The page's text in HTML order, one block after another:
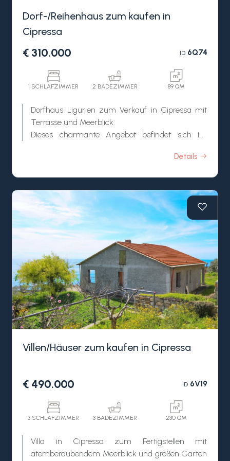
Dorf-/Reihenhaus zum kaufen in
Cipressa
€ 310.000 ID6Q74
1 SCHLAFZIMMER 2 BADEZIMMER 89 QM
Dorfhaus Ligurien zum Verkauf in Cipressa mit
Terrasse und Meerblick.
Dieses charmante Angebot befindet sich im
1.OG: Wohnbereich, Wohnzimmer mit großer
Terrasse und atemberaubendem Meerblick;
2.OG: Schlafzimmer, Badezimmer und zweite
Terrasse, ebenfalls mit Meerblick.
Das Casa Ligurien wird durch eine schöne
Steintaverne mit Gewölbedecken vervollständigt,
die mit einem Holzofen, einer Küchenzeile und
einem unabhängigen Eingang ausgestattet ist.
Das zum Verkauf stehende Dorfhaus Ligurien in
Cipressa liegt in der Nähe aller Dienstleistungen
und nur wenige Minuten vom Meer entfernt.
Details
Villen/Häuser zum kaufen in Cipressa
€ 490.000 ID6V19
3 SCHLAFZIMMER 3 BADEZIMMER 230 QM
Villa in Cipressa zum Fertigstellen mit
atemberaubendem Meerblick und großen Garten